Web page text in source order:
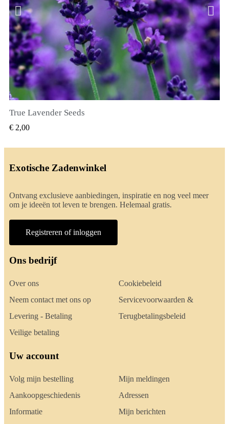
True Lavender Seeds
€ 2,00
Exotische Zadenwinkel
Ontvang exclusieve aanbiedingen, inspiratie en nog veel meer
om je ideeën tot leven te brengen. Helemaal gratis.
Registreren of inloggen
Ons bedrijf
Over ons
Neem contact met ons op
Levering - Betaling
Veilige betaling
Cookiebeleid
Servicevoorwaarden &
Terugbetalingsbeleid
Uw account
Volg mijn bestelling
Aankoopgeschiedenis
Informatie
Mijn meldingen
Adressen
Mijn berichten